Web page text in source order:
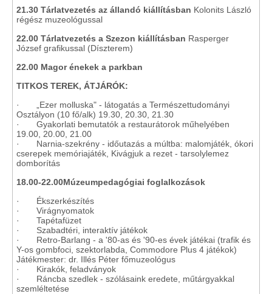
21.30 Tárlatvezetés az állandó kiállításban Kolonits László
régész muzeológussal
22.00 Tárlatvezetés a Szezon kiállításban Rasperger
József grafikussal (Díszterem)
22.00 Magor énekek a parkban
TITKOS TEREK, ÁTJÁRÓK:
· „Ezer molluska" - látogatás a Természettudományi
Osztályon (10 fő/alk) 19.30, 20.30, 21.30
· Gyakorlati bemutatók a restaurátorok műhelyében
19.00, 20.00, 21.00
· Narnia-szekrény - időutazás a múltba: malomjáték, ókori
cserepek memóriajáték, Kivágjuk a rezet - tarsolylemez
domborítás
18.00-22.00Múzeumpedagógiai foglalkozások
· Ékszerkészítés
· Virágnyomatok
· Tapétafüzet
· Szabadtéri, interaktív játékok
· Retro-Barlang - a '80-as és '90-es évek játékai (trafik és
Y-os gombfoci, szektorlabda, Commodore Plus 4 játékok)
Játékmester: dr. Illés Péter főmuzeológus
· Kirakók, feladványok
· Ráncba szedlek - szólásaink eredete, műtárgyakkal
szemléltetése